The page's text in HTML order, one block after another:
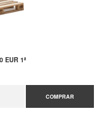
EUR 1ª
COMPRAR